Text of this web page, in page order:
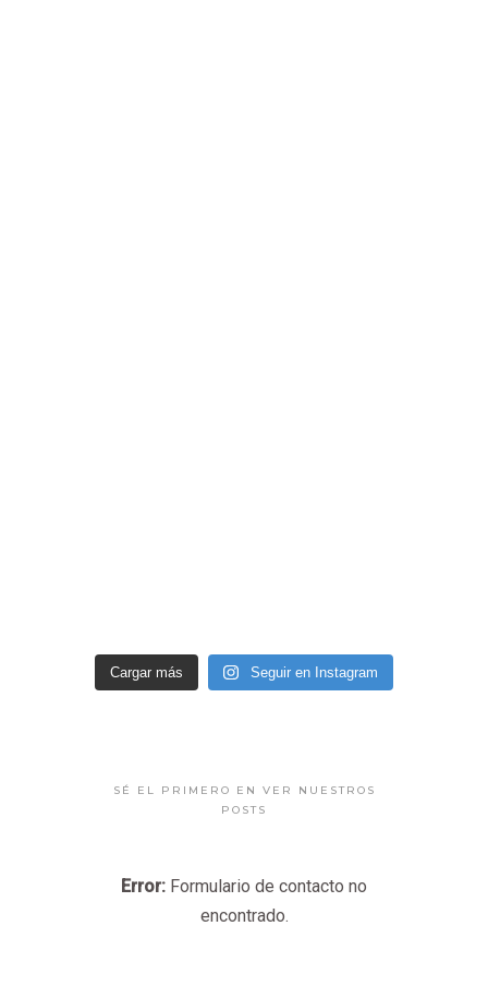
Cargar más Seguir en Instagram
SÉ EL PRIMERO EN VER NUESTROS
POSTS
Error: Formulario de contacto no
encontrado.